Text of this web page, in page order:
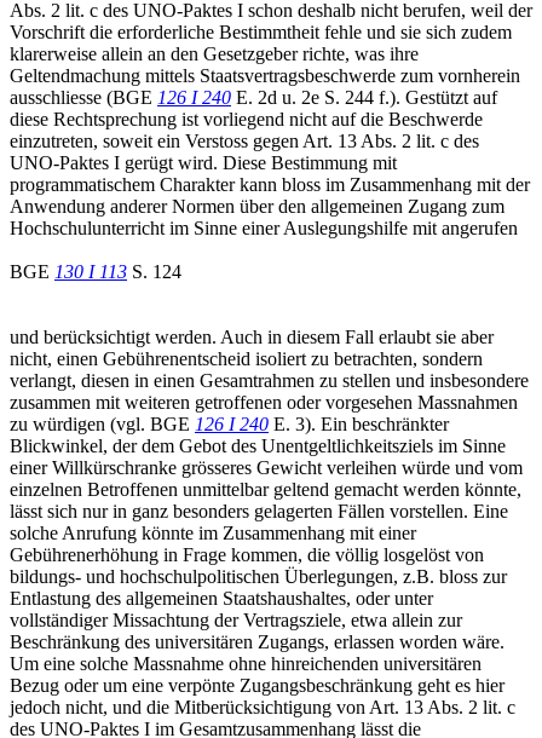
Abs. 2 lit. c des UNO-Paktes I schon deshalb nicht berufen, weil der
Vorschrift die erforderliche Bestimmtheit fehle und sie sich zudem
klarerweise allein an den Gesetzgeber richte, was ihre
Geltendmachung mittels Staatsvertragsbeschwerde zum vornherein
ausschliesse (BGE 126 I 240 E. 2d u. 2e S. 244 f.). Gestützt auf
diese Rechtsprechung ist vorliegend nicht auf die Beschwerde
einzutreten, soweit ein Verstoss gegen Art. 13 Abs. 2 lit. c des
UNO-Paktes I gerügt wird. Diese Bestimmung mit
programmatischem Charakter kann bloss im Zusammenhang mit der
Anwendung anderer Normen über den allgemeinen Zugang zum
Hochschulunterricht im Sinne einer Auslegungshilfe mit angerufen
BGE 130 I 113 S. 124
und berücksichtigt werden. Auch in diesem Fall erlaubt sie aber
nicht, einen Gebührenentscheid isoliert zu betrachten, sondern
verlangt, diesen in einen Gesamtrahmen zu stellen und insbesondere
zusammen mit weiteren getroffenen oder vorgesehen Massnahmen
zu würdigen (vgl. BGE 126 I 240 E. 3). Ein beschränkter
Blickwinkel, der dem Gebot des Unentgeltlichkeitsziels im Sinne
einer Willkürschranke grösseres Gewicht verleihen würde und vom
einzelnen Betroffenen unmittelbar geltend gemacht werden könnte,
lässt sich nur in ganz besonders gelagerten Fällen vorstellen. Eine
solche Anrufung könnte im Zusammenhang mit einer
Gebührenerhöhung in Frage kommen, die völlig losgelöst von
bildungs- und hochschulpolitischen Überlegungen, z.B. bloss zur
Entlastung des allgemeinen Staatshaushaltes, oder unter
vollständiger Missachtung der Vertragsziele, etwa allein zur
Beschränkung des universitären Zugangs, erlassen worden wäre.
Um eine solche Massnahme ohne hinreichenden universitären
Bezug oder um eine verpönte Zugangsbeschränkung geht es hier
jedoch nicht, und die Mitberücksichtigung von Art. 13 Abs. 2 lit. c
des UNO-Paktes I im Gesamtzusammenhang lässt die